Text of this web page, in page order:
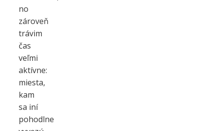
no
zároveň
trávim
čas
veľmi
aktívne:
miesta,
kam
sa iní
pohodlne